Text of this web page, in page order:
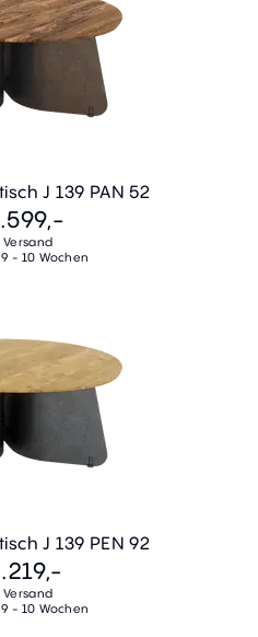
J 139 PAN 52
Versand
- 10 Wochen
J 139 PEN 92
Versand
- 10 Wochen